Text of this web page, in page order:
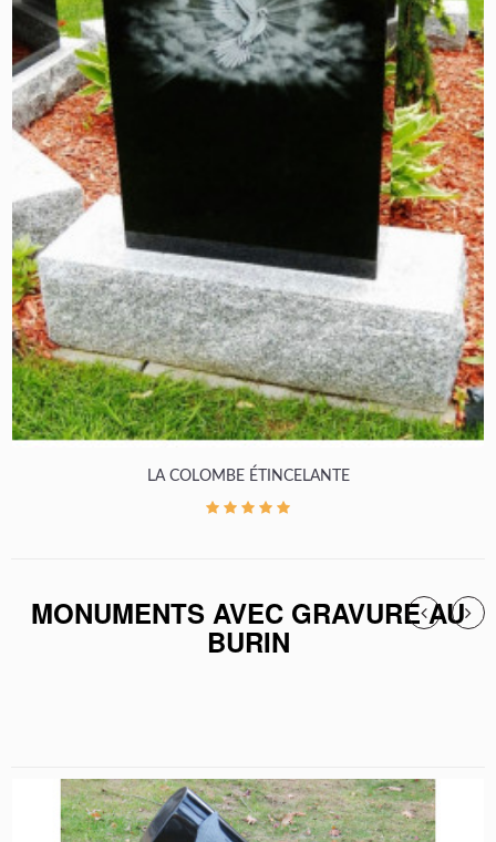
LA COLOMBE ÉTINCELANTE
MONUMENTS AVEC GRAVURE AU
BURIN